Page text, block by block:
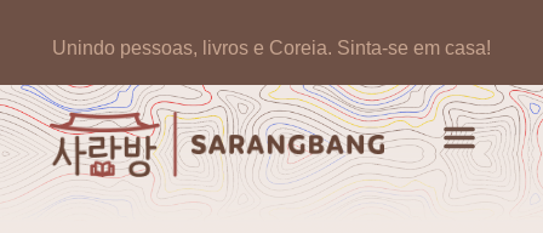
Unindo pessoas, livros e Coreia. Sinta-se em casa!